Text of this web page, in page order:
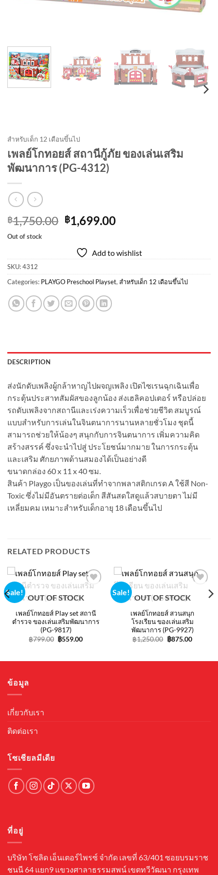
สำหรับเด็ก 12 เดือนขึ้นไป
เพลย์โกทอยส์ สถานีกู้ภัย ของเล่นเสริม
พัฒนาการ (PG-4312)
฿1,750.00 Original
price
฿1,750.00.
฿1,699.00Current
฿1,699.00.
Out of stock
Add to wishlist
SKU:4312
Categories: PLAYGO Preschool Playset,สำหรับเด็ก 12 เดือนขึ้นไป
DESCRIPTION
ส่งนักดับเพลิงผู้กล้าหาญไปผจญเพลิง เปิดไซเรนฉุกเฉินเพื่อ
กระตุ้นประสาทสัมผัสของลูกน้อง ส่งเฮลิคอปเตอร์ หรือปล่อย
รถดับเพลิงจากสถานีและเร่งความเร็วเพื่อช่วยชีวิต สมบูรณ์
แบบสำหรับการเล่นในจินตนาการนานหลายชั่วโมง ชุดนี้
สามารถช่วยให้น้องๆ สนุกกับการจินตนาการ เพิ่มความคิด
สร้างสรรค์ ซึ่งจะนำไปสู่ ประโยชน์มากมาย ในการกระตุ้น
และเสริม ศักยภาพด้านสมองได้เป็นอย่างดี
ขนาดกล่อง 60 x 11 x 40 ซม.
สินค้า Playgo เป็นของเล่นที่ทำจากพลาสติกเกรด A ใช้สี Non-
Toxic ซึ่งไม่มีอันตรายต่อเด็ก สีสันสดใสดูแล้วสบายตา ไม่มี
เหลี่ยมคม เหมาะสำหรับเด็กอายุ 18 เดือนขึ้นไป
RELATED PRODUCTS
Sale!
wishlist
OUT OF STOCK
เพลย์โกทอยส์ Play set สถานี
ตำรวจ ของเล่นเสริมพัฒนาการ
(PG-9817)
฿799.00 Original
price
฿559.00Current
Sale!
wishlist
OUT OF STOCK
เพลย์โกทอยส์ สวนสนุก
โรงเรียน ของเล่นเสริม
พัฒนาการ (PG-9927)
฿1,250.00 Original
price
฿875.00Current
ข้อมูล
เกี่ยวกับเรา
ติดต่อเรา
โซเชียลมีเดีย
ที่อยู่
บริษัท โซลิด เอ็นเตอร์ไพรซ์ จำกัด เลขที่ 63/401 ซอยบรมราช
ชนนี 64 แยก9 แขวงศาลาธรรมสพน์ เขตทวีวัฒนา กรุงเทพ